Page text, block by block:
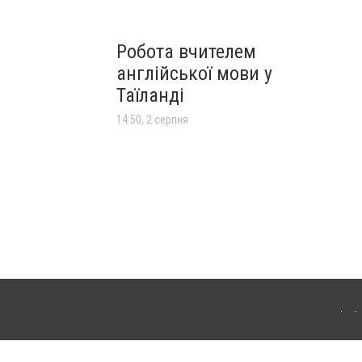
Робота вчителем
англійської мови у
Таїланді
14:50, 2 серпня